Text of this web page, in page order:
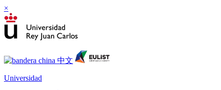
×
Universidad